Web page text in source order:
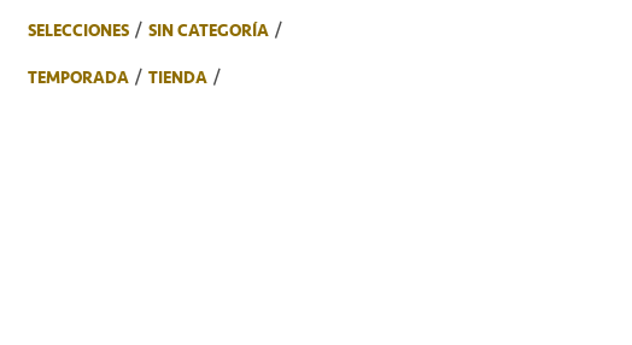
SELECCIONES
SIN CATEGORÍA
TEMPORADA
TIENDA